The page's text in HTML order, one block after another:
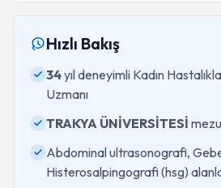
Hızlı Bakış
34yıl deneyimli Kadın
Uzmanı
TRAKYA ÜNİVERSİTESİ
Abdominal ultrasonografi,
Histerosalpingografi (hsg)